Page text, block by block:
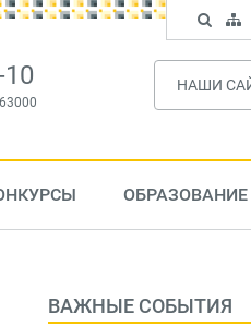
НАШИ
ОБРАЗОВАНИЕ
ВАЖНЫЕ СОБЫТИЯ
Поиск
по
сайту